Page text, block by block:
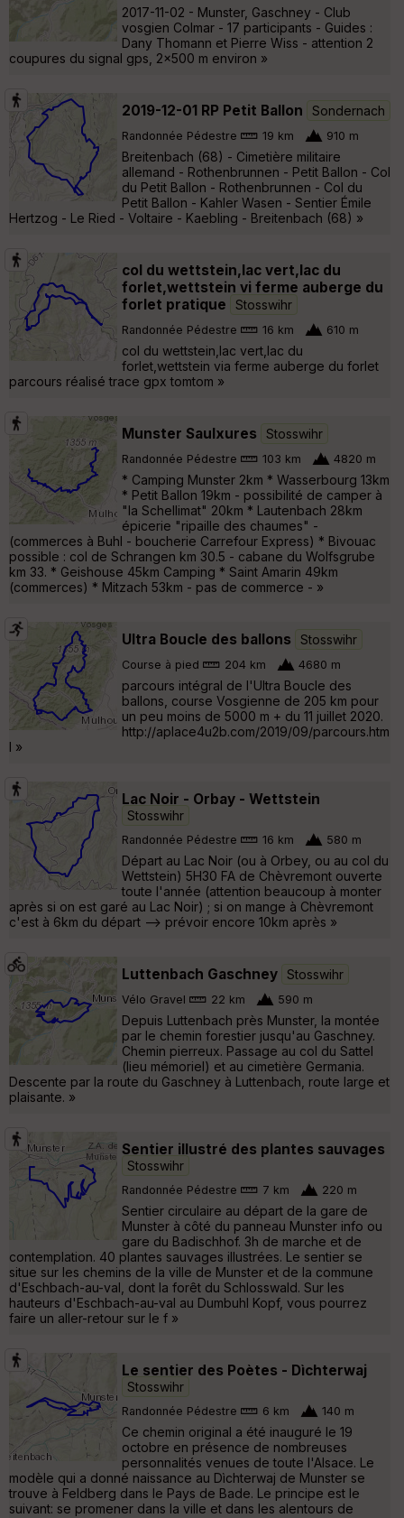
2017-11-02 - Munster, Gaschney - Club
vosgien Colmar - 17 participants - Guides :
Dany Thomann et Pierre Wiss - attention 2
coupures du signal gps, 2x500 m environ »
2019-12-01 RP Petit Ballon Sondernach
Randonnée Pédestre 19 km 910 m
Breitenbach (68) - Cimetière militaire
allemand - Rothenbrunnen - Petit Ballon - Col
du Petit Ballon - Rothenbrunnen - Col du
Petit Ballon - Kahler Wasen - Sentier Émile
Hertzog - Le Ried - Voltaire - Kaebling - Breitenbach (68) »
col du wettstein,lac vert,lac du
forlet,wettstein vi ferme auberge du
forlet pratique
Stosswihr
Randonnée Pédestre 16 km 610 m
col du wettstein,lac vert,lac du
forlet,wettstein via ferme auberge du forlet
parcours réalisé trace gpx tomtom »
Munster Saulxures Stosswihr
Randonnée Pédestre 103 km 4820 m
* Camping Munster 2km * Wasserbourg 13km
* Petit Ballon 19km - possibilité de camper à
"la Schellimat" 20km * Lautenbach 28km
épicerie "ripaille des chaumes" -
(commerces à Buhl - boucherie Carrefour Express) * Bivouac
possible : col de Schrangen km 30.5 - cabane du Wolfsgrube
km 33. * Geishouse 45km Camping * Saint Amarin 49km
(commerces) * Mitzach 53km - pas de commerce - »
Ultra Boucle des ballons Stosswihr
Course à pied 204 km 4680 m
parcours intégral de l'Ultra Boucle des
ballons, course Vosgienne de 205 km pour
un peu moins de 5000 m + du 11 juillet 2020.
http://aplace4u2b.com/2019/09/parcours.htm
l »
Lac Noir - Orbay - Wettstein
Stosswihr
Randonnée Pédestre 16 km 580 m
Départ au Lac Noir (ou à Orbey, ou au col du
Wettstein) 5H30 FA de Chèvremont ouverte
toute l'année (attention beaucoup à monter
après si on est garé au Lac Noir) ; si on mange à Chèvremont
c'est à 6km du départ --> prévoir encore 10km après »
Luttenbach Gaschney Stosswihr
Vélo Gravel 22 km 590 m
Depuis Luttenbach près Munster, la montée
par le chemin forestier jusqu'au Gaschney.
Chemin pierreux. Passage au col du Sattel
(lieu mémoriel) et au cimetière Germania.
Descente par la route du Gaschney à Luttenbach, route large et
plaisante. »
Sentier illustré des plantes sauvages
Stosswihr
Randonnée Pédestre 7 km 220 m
Sentier circulaire au départ de la gare de
Munster à côté du panneau Munster info ou
gare du Badischhof. 3h de marche et de
contemplation. 40 plantes sauvages illustrées. Le sentier se
situe sur les chemins de la ville de Munster et de la commune
d'Eschbach-au-val, dont la forêt du Schlosswald. Sur les
hauteurs d'Eschbach-au-val au Dumbuhl Kopf, vous pourrez
faire un aller-retour sur le f »
Le sentier des Poètes - Dìchterwaj
Stosswihr
Randonnée Pédestre 6 km 140 m
Ce chemin original a été inauguré le 19
octobre en présence de nombreuses
personnalités venues de toute l'Alsace. Le
modèle qui a donné naissance au Dìchterwaj de Munster se
trouve à Feldberg dans le Pays de Bade. Le principe est le
suivant: se promener dans la ville et dans les alentours de